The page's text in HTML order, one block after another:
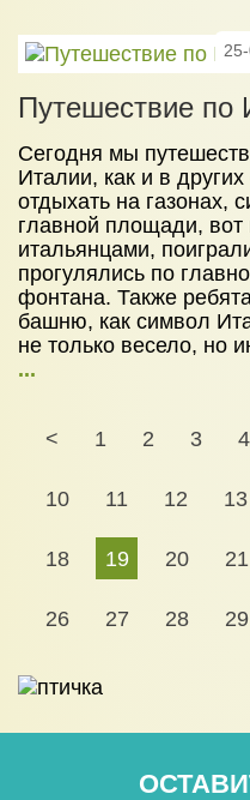
Путешествие по
Сегодня мы
Италии, как и в
отдыхать на газонах,
главной площади,
итальянцами,
прогулялись по
фонтана. Также
башню, как символ
не только весело, но
...
< 1 2 3 4
10 11 12 13
18 19 20 21
26 27 28 29